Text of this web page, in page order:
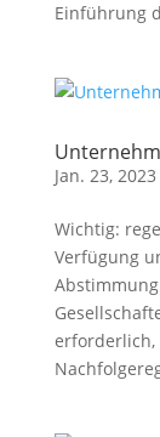
Einführung
Jan. 23, 2023
Wichtig:
Verfügung
erforderlich,